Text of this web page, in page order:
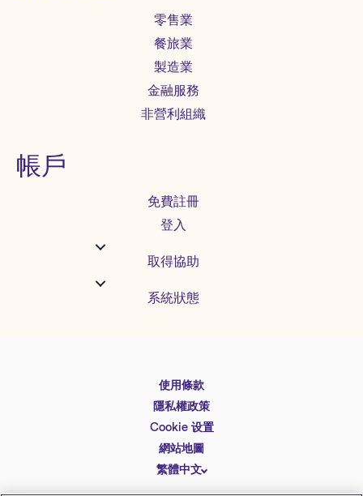
零售業
餐旅業
製造業
金融服務
非營利組織
帳戶
免費註冊
登入
取得協助
系統狀態
使用條款
隱私權政策
Cookie 设置
網站地圖
繁體中文
English
Español
Deutsch
简体中文